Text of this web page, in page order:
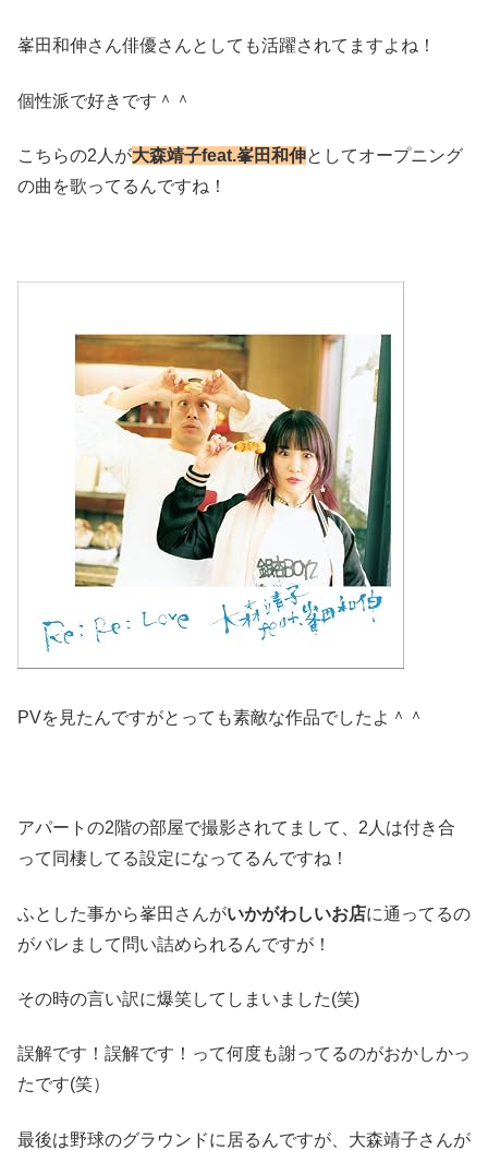
峯田和伸さん俳優さんとしても活躍されてますよね！
個性派で好きです＾＾
こちらの2人が大森靖子feat.峯田和伸としてオープニング
の曲を歌ってるんですね！
PVを見たんですがとっても素敵な作品でしたよ＾＾
アパートの2階の部屋で撮影されてまして、2人は付き合
って同棲してる設定になってるんですね！
ふとした事から峯田さんがいかがわしいお店に通ってるの
がバレまして問い詰められるんですが！
その時の言い訳に爆笑してしまいました(笑)
誤解です！誤解です！って何度も謝ってるのがおかしかっ
たです(笑）
最後は野球のグラウンドに居るんですが、大森靖子さんが